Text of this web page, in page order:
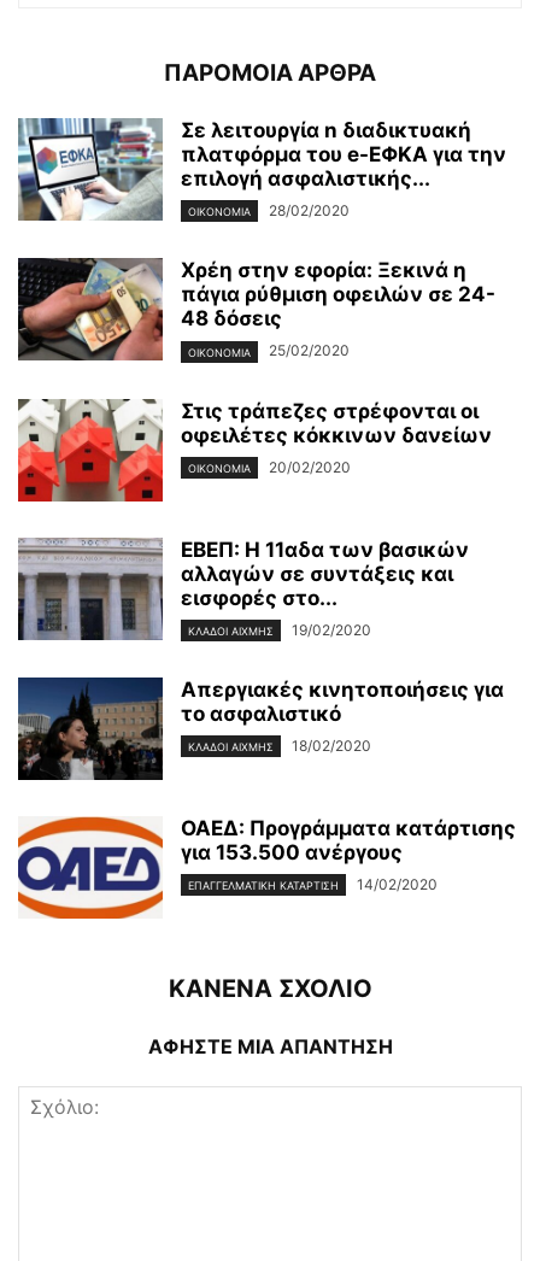
ΠΑΡΟΜΟΙΑ ΑΡΘΡΑ
Σε λειτουργία n διαδικτυακή
πλατφόρμα του e-ΕΦΚΑ για την
επιλογή ασφαλιστικής...
ΟΙΚΟΝΟΜΊΑ 28/02/2020
Χρέη στην εφορία: Ξεκινά η
πάγια ρύθμιση οφειλών σε 24-
48 δόσεις
ΟΙΚΟΝΟΜΊΑ 25/02/2020
Στις τράπεζες στρέφονται οι
οφειλέτες κόκκινων δανείων
ΟΙΚΟΝΟΜΊΑ 20/02/2020
ΕΒΕΠ: Η 11αδα των βασικών
αλλαγών σε συντάξεις και
εισφορές στο...
ΚΛΆΔΟΙ ΑΙΧΜΉΣ 19/02/2020
Απεργιακές κινητοποιήσεις για
το ασφαλιστικό
ΚΛΆΔΟΙ ΑΙΧΜΉΣ 18/02/2020
ΟΑΕΔ: Προγράμματα κατάρτισης
για 153.500 ανέργους
ΕΠΑΓΓΕΛΜΑΤΙΚΉ ΚΑΤΆΡΤΙΣΗ 14/02/2020
ΚΑΝΕΝΑ ΣΧΟΛΙΟ
ΑΦΗΣΤΕ ΜΙΑ ΑΠΑΝΤΗΣΗ